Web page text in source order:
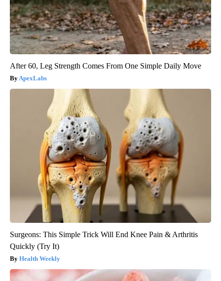
After 60, Leg Strength Comes From One Simple Daily Move
ApexLabs
Surgeons: This Simple Trick Will End Knee Pain & Arthritis
Quickly (Try It)
Health Weekly